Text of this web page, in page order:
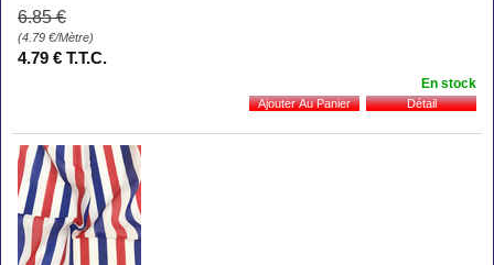
6.85 €
(4.79 €/Mètre)
4.79 € T.T.C.
En stock